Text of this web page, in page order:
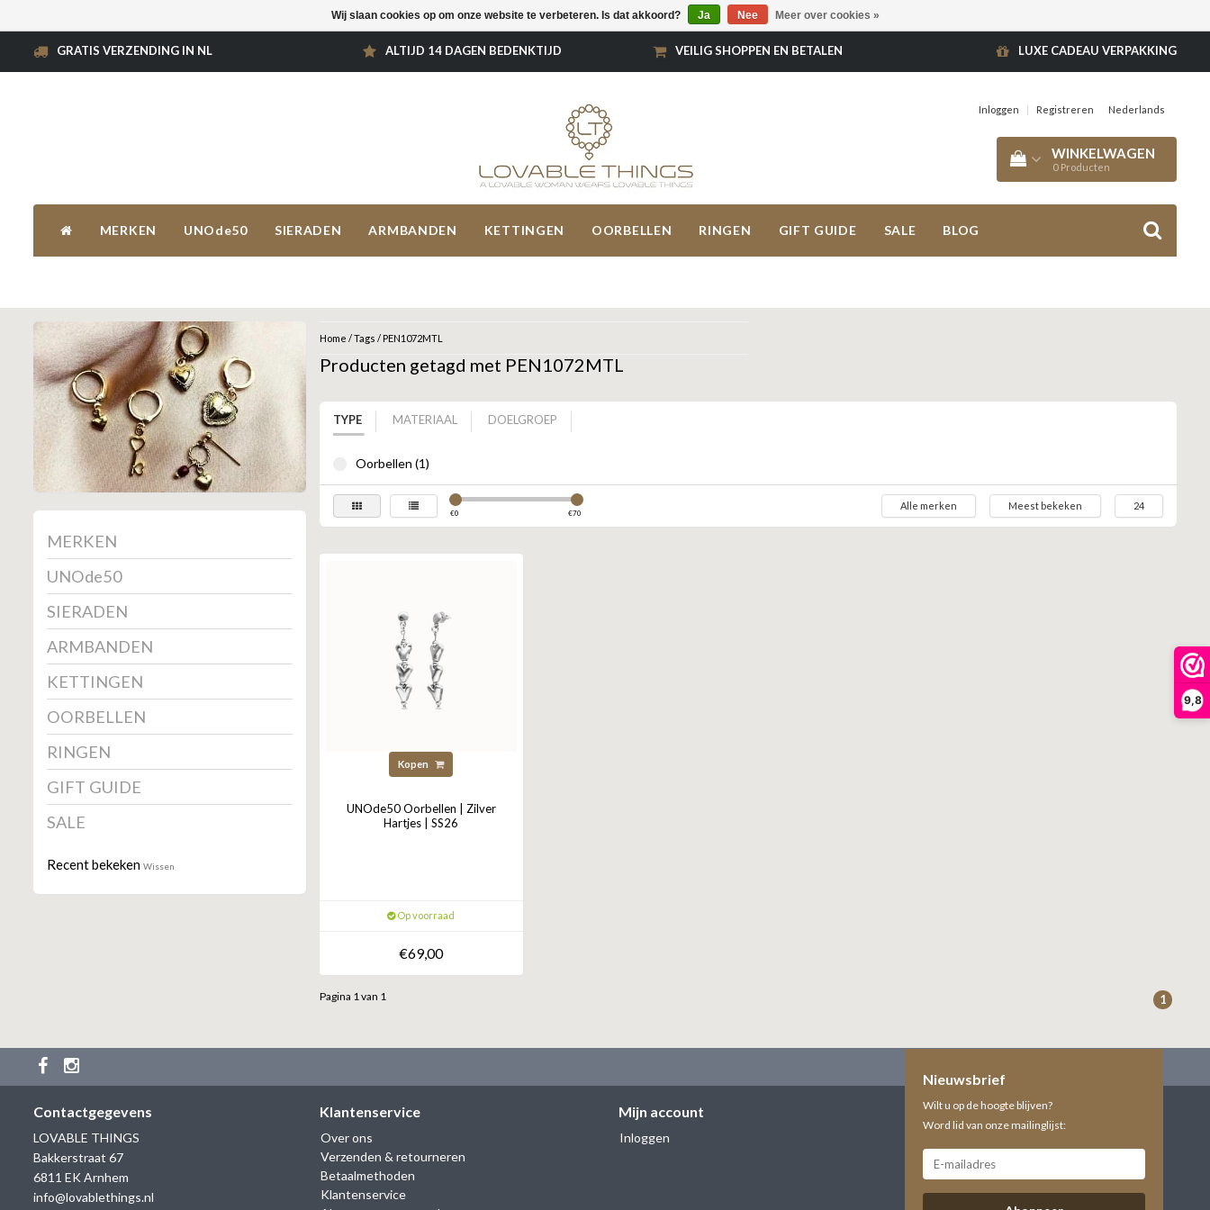
9,8
GRATIS VERZENDING IN NL ALTIJD 14 DAGEN BEDENKTIJD VEILIG SHOPPEN EN BETALEN LUXE CADEAU VERPAKKING
Inloggen | Registreren Nederlands
WINKELWAGEN
0 Producten
MERKEN UNOde50 SIERADEN ARMBANDEN KETTINGEN OORBELLEN RINGEN GIFT GUIDE SALE BLOG
MERKEN
UNOde50
SIERADEN
ARMBANDEN
KETTINGEN
OORBELLEN
RINGEN
GIFT GUIDE
SALE
Recent bekeken Wissen
Home /Tags / PEN1072MTL
Producten getagd met PEN1072MTL
TYPE MATERIAAL DOELGROEP
Oorbellen (1)
€0 €70
Alle merken Meest bekeken 24
Kopen
UNOde50 Oorbellen | Zilver
Hartjes | SS26
Op voorraad
€69,00
Pagina 1 van 1 1
Contactgegevens
LOVABLE THINGS
Bakkerstraat 67
6811 EK Arnhem
info@lovablethings.nl
Klantenservice
Over ons
Verzenden & retourneren
Betaalmethoden
Klantenservice
Mijn account
Inloggen
Nieuwsbrief
Wilt u op de hoogte blijven?
Word lid van onze mailinglijst:
Wij slaan cookies op om onze website te verbeteren. Is dat akkoord? Ja Nee Meer over cookies »